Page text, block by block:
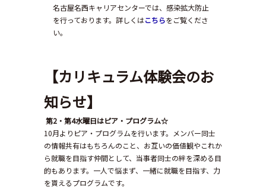
名古屋名西キャリアセンターでは、感染拡大防止
を行っております。詳しくはこちらをご覧くださ
い。
【カリキュラム体験会のお
知らせ】
第2・第4水曜日はピア・プログラム☆
10月よりピア・プログラムを行います。メンバー同士
の情報共有はもちろんのこと、お互いの価値観やこれか
ら就職を目指す仲間として、当事者同士の絆を深める目
的もあります。一人で悩まず、一緒に就職を目指す、力
を貰えるプログラムです。